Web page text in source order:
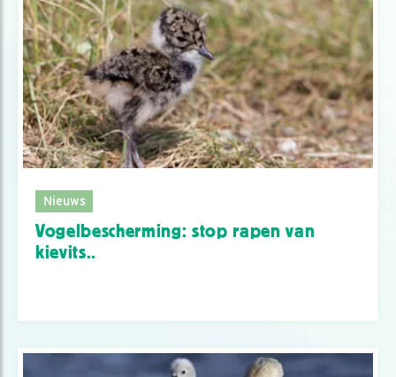
Nieuws
Vogelbescherming: stop rapen van
kievits..